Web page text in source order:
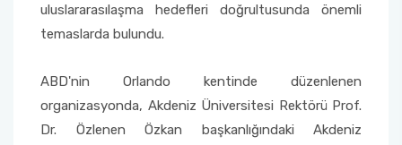
uluslararasılaşma hedefleri doğrultusunda önemli
temaslarda bulundu.
ABD'nin Orlando kentinde düzenlenen
organizasyonda, Akdeniz Üniversitesi Rektörü Prof.
Dr. Özlenen Özkan başkanlığındaki Akdeniz
2022-2026 Stratejik Planı
Faaliyet Raporları
Akademik Tören
İlahiyat Fakültesi
İletişim Fakültesi
Kemer Denizcilik Fakültesi
Sağlık Hizmetleri MYO
Serik Gülsün Süleyman Süral MYO
Sosyal Bilimler MYO
Yapı İşleri ve Teknik Daire Başkanlığı
Uluslararası İlişkiler Ofisi
Mezun Bilgi Sistemi
Sıkça Sorulan Sorular
Online Sağlık Hizmetleri Randevu Sistemi
Yönetim Sistemi)
AB Projeleri